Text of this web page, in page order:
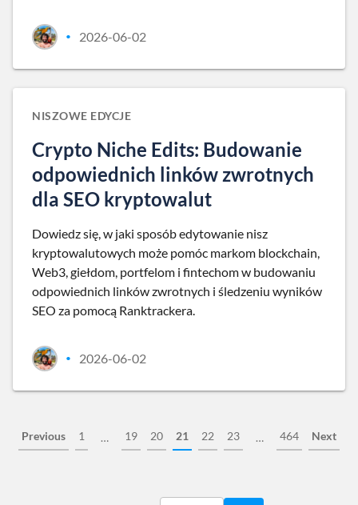
• 2026-06-02
NISZOWE EDYCJE
Crypto Niche Edits: Budowanie
odpowiednich linków zwrotnych
dla SEO kryptowalut
Dowiedz się, w jaki sposób edytowanie nisz
kryptowalutowych może pomóc markom blockchain,
Web3, giełdom, portfelom i fintechom w budowaniu
odpowiednich linków zwrotnych i śledzeniu wyników
SEO za pomocą Ranktrackera.
• 2026-06-02
Previous 1 … 19 20 21 22 23 … 464 Next